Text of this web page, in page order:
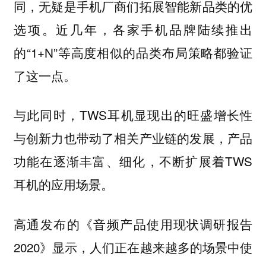
同，无疑是手机厂商们拓展智能新品类的优
选项。近几年，各家手机品牌陆续推出
的“1+N”等高度相似的品类布局策略都验证
了这一点。
与此同时，TWS耳机显现出的旺盛增长性
与创新力也带动了相关产业链的发展，产品
功能在逐渐丰富、细化，不断扩展着TWS
耳机的应用场景。
高通发布的《音频产品使用现状调研报告
2020》显示，人们正在越来越多的场景中使